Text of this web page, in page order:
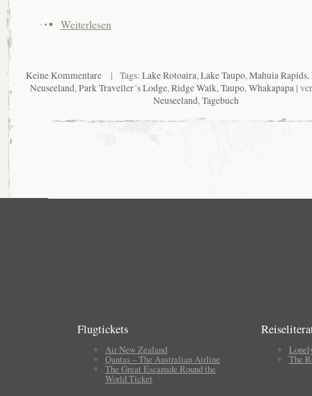
Weiterlesen
Keine Kommentare| Tags: Lake Rotoaira,Lake Taupo,Mahuia Rapids,
Neuseeland,Park Traveller´s Lodge,Ridge Walk,Taupo,Whakapapa |
Neuseeland,Tagebuch
Flugtickets
Air New Zealand
Qantas – The Australian Airline
The Great Escapade Round the
World Ticket
The